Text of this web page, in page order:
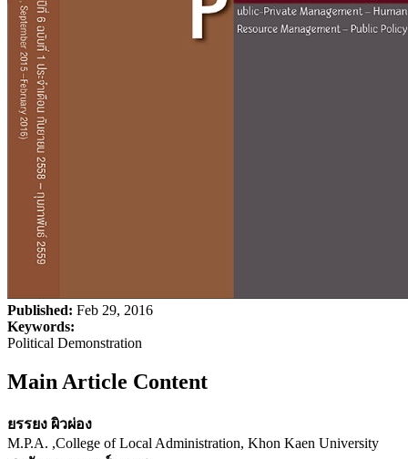
Published: Feb 29, 2016
Keywords:
Political Demonstration
Main Article Content
ยรรยง ผิวผ่อง
M.P.A. ,College of Local Administration, Khon Kaen University